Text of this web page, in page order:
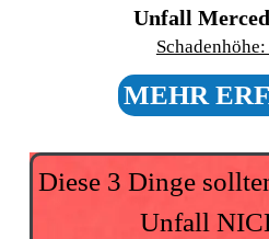
Unfall
MEHR
Diese 3 Dinge
Unfall